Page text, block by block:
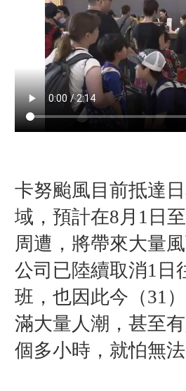
卡努颱風目前抵達
域，預計在8月1日
周遭，將帶來大量
公司已陸續取消1日
班，也因此今（31）
滿大量人潮，甚至
個多小時，就怕無法